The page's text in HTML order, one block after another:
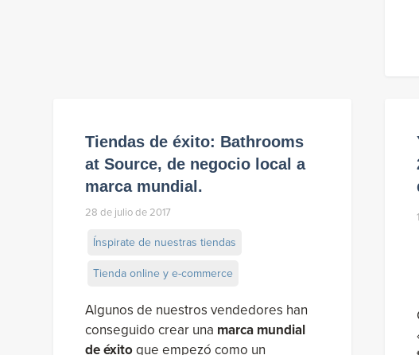
Tiendas de éxito: Bathrooms
at Source, de negocio local a
marca mundial.
28 de julio de 2017
Ínspirate de nuestras tiendas
Tienda online y e-commerce
Algunos de nuestros vendedores han
conseguido crear una marca mundial
de éxitoque empezó como un